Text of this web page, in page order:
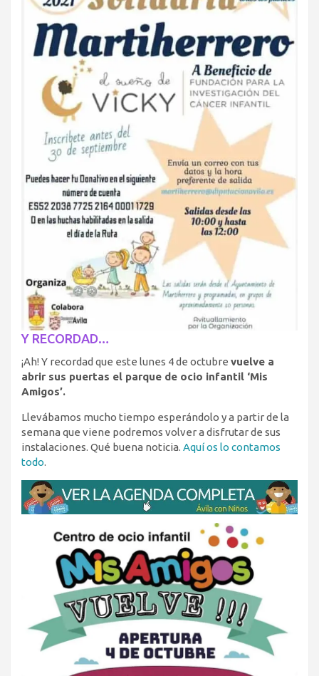
Y RECORDAD…
¡Ah! Y recordad que este lunes 4 de octubre vuelve a
abrir sus puertas el parque de ocio infantil ‘Mis
Amigos’.
Llevábamos mucho tiempo esperándolo y a partir de la
semana que viene podremos volver a disfrutar de sus
instalaciones. Qué buena noticia. Aquí os lo contamos
todo.